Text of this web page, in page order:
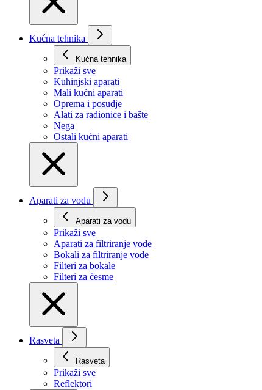
Kućna tehnika
Kućna tehnika
Prikaži svе
Kuhinjski aparati
Mali kućni aparati
Oprema i posudje
Alati za radionice i bašte
Nega
Ostali kućni aparati
Aparati za vodu
Aparati za vodu
Prikaži svе
Aparati za filtriranje vode
Bokali za filtriranje vode
Filteri za bokale
Filteri za česme
Rasveta
Rasveta
Prikaži svе
Reflektori